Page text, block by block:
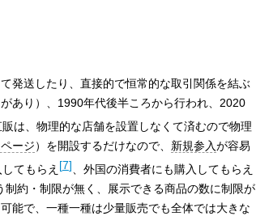
発送したり、直接的で恒常的な取引関係を結ぶ
あり）、1990年代後半ころから行われ、2020
は、物理的な店舗を設置しなくて済むので物理
ージ）を開設するだけなので、 新規参入が容易
てもらえ [7]、外国の消費者にも購入してもらえ
約・制限が無く、展示できる商品の数に制限が
能で、一種一種は少量販売でも全体では大きな